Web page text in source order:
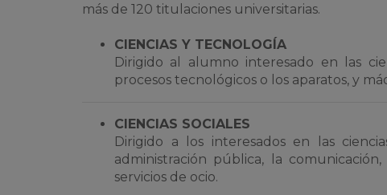
más de 120 titulaciones universitarias.
CIENCIAS Y TECNOLOGÍA
Dirigido al alumno interesado en las
procesos tecnológicos o los aparatos, y
CIENCIAS SOCIALES
Dirigido a los interesados en las
administración pública, la
servicios de ocio.